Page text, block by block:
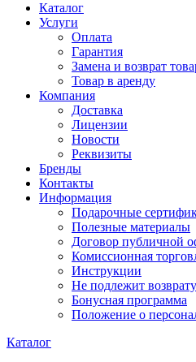
Каталог
Услуги
Оплата
Гарантия
Замена и возврат
Товар в аренду
Компания
Доставка
Лицензии
Новости
Реквизиты
Бренды
Контакты
Информация
Подарочные
Полезные материалы
Договор публичной
Комиссионная
Инструкции
Не подлежит возврату
Бонусная программа
Положение о
Каталог